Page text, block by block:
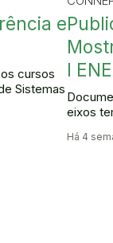
e
cursos
Sistemas
I
eixos
Há 4